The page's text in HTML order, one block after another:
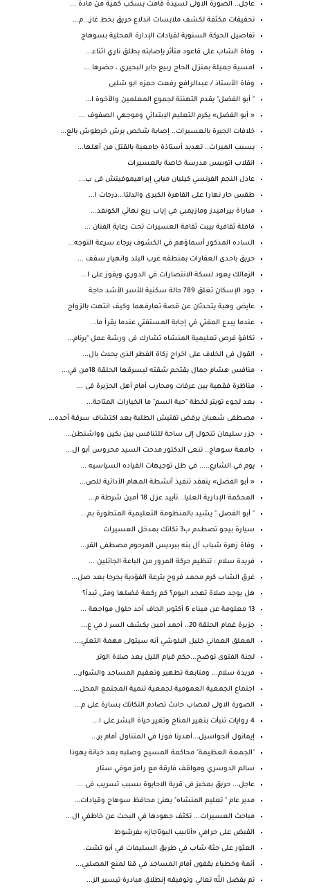
عاجل.. الصورة الاولى لسيدة قامت بسكب كمية من مادة ...
تحقيقات مكثفة لكشف ملابسات اندلاع حريق بخط غاز...م...
تفاصيل الحركة السنوية لقيادات الإدارة المحلية بسوهاج
وفاة الشاب على قاعود متأثر بإصابته بطلق ناري اثناء...
امسية جميلة بمنزل الحاج ربيع جابر البحيري ، حضرها ...
وفاة الأستاذ / عبدالرافع رفعت حمزه ابو شلبى
" أبو الفضل" يقدم التهنئة لجموع المعلمين والأخوة ا...
« أبو الفضل» يكرم التعليم الإبتدائي وموجهي الصفوف ...
خلافات الجيرة بالعسيرات.. إصابة شخص برش خرطوش بالع...
بسبب الميراث.. تهديد أستاذة جامعية بالقتل من أهلها...
انقلاب اتوبيس مدرسة خاصة بالعسيرات
عادل النجم الفرنسي كيليان مبابي إبراهيموفيتش فى ب...
طقس حار نهارا على القاهرة الكبرى والدلتا...درجات ا...
مباراة بيراميدز ومازيمبي في إياب ربع نهائي الكونفد...
قافلة ثقافية بيبت ثقافة العسيرات تحت رعاية الفنان ...
الساده المذكور أسماؤهم في الكشوف برجاء سرعة التوجه...
حريق باحدى العقارات بمنطقه غرب البلد وانهيار سقف ...
الزمالك يعود لسكة الانتصارات في الدوري ويفوز على ا...
جود الإسكان تغلق 789 حالة سكنية للأسر الأشد حاجة
عايض وهبة يتحدثان عن قصة تعارفهما وكيف انتهت بالزواج
عندما يبدع المفتي في إجابة المستفتي عندما يقرأ ما...
تكافؤ فرص تعليمية المنشاه تشارك فى ورشة عمل "برنام...
القول فى الخلاف على اخراج زكاة الفطر الذى يحدث بال...
منافس هشام جمال يقتحم شقته ليسرقها الحلقة 18من في...
مناظرة فقهية بين عرفات ومحارب أمام أهل الجزيرة فى ...
بعد لجوء تويتر لخطة "حبة السم" ما الخيارات المتاحة...
مصطفى شعبان يرفض تفتيش الطلبة بعد اكتشاف سرقة أحده...
جزر سليمان تتحول إلى ساحة للتنافس بين بكين وواشنطن...
جامعة سوهاج.. تنعى الدكتور مدحت السيد محروس أبو ال...
يوم في الشارع..... في ظل توجيهات القياده السياسيه ...
« أبو الفضل» يتفقد تنفيذ أنشطة المهام الأدائية للص...
المحكمة الإدارية العليا...تأييد عزل 18 أمين شرطة م...
" أبو الفصل " يشيد بالمنظومة التعليمية المتطورة بم...
سيارة بيجو تصطدم ب3 تكاتك بمدخل العسيرات
وفاة زهرة شباب آل بنه ببرديس المرحوم مصطفى القر...
فريدة سلام : تنظيم حركة المرور من الباعة الجائلين ...
غرق الشاب كرم محمد فروح بترعة الفؤدية بجرجا بعد صل...
هل يوجد صلاة تهجد اليوم؟ كم ركعة فضلها ومتى تبدأ؟
13 معلومة عن ميناء 6 أكتوبر الجاف أحد حلول مواجهة ...
جزيرة غمام الحلقة 20.. أحمد أمين يكشف السر لـ مي ع...
المعلق العماني خليل البلوشي أنه سيتولى مهمة التعلي...
لجنة الفتوى توضح...حكم قيام الليل بعد صلاة الوتر
فريدة سلام... ومتابعة تطهير وتعقيم المساجد والشوار...
اجتماع الجمعية العمومية لجمعية تنمية المجتمع المحل...
الصورة الاولى لمصاب حادث تصادم التكاتك بسارة على م...
4 روايات تنبأت بتغير المناخ وتغير حياة البشر على ا...
إيمانول ألجواسيل...أهدرنا فوزا في المتناول أمام بر...
"الجمعة العظيمة" محاكمة المسيح وصلبه بعد خيانة يهوذا
سالم الدوسري ومواقف فارقة مع رامز موفي ستار
عاجل... حريق بمخبز فى قرية الاحايوة بسبب تسريب فى ...
مدير عام " تعليم المنشاه" يهنئ محافظ سوهاج وقيادات...
مباحث العسيرات... تكثف جهودها في البحث عن خاطفي ال...
القبض على حرامي «أنابيب البوتاجاز» بفرشوط
العثور على جثة شاب في طريق السليمات في أبو تشت.
أئمة وخطباء يقفون أمام المساجد في قنا لمنع المصليي...
تم بفضل الله تعالي وتوفيقه إنطلاق مبادرة تيسير الز...